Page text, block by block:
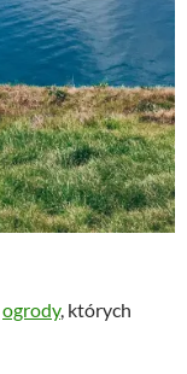
ogrody, których